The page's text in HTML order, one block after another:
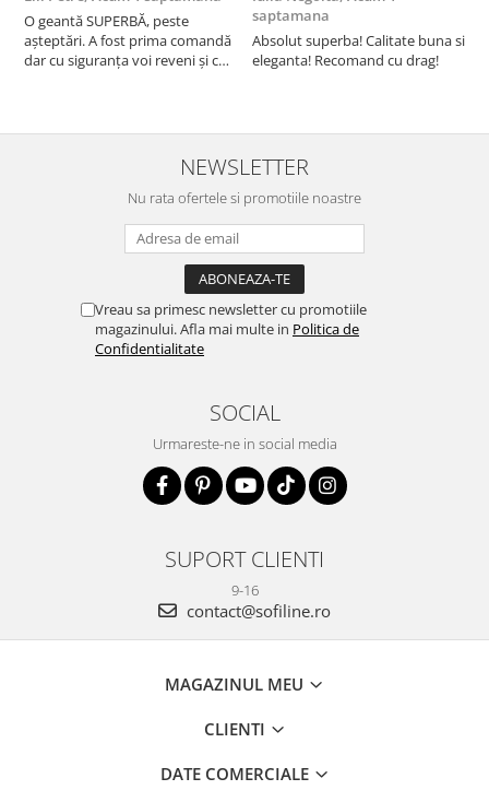
O geantă SUPERBĂ, peste
așteptări. A fost prima comandă
dar cu siguranța voi reveni și cu
doua zi). RECOMAND SOFILINE!!!
saptamana
Absolut superba! Calitate buna si
eleganta! Recomand cu drag!
NEWSLETTER
Nu rata ofertele si promotiile noastre
Vreau sa primesc newsletter cu promotiile
magazinului. Afla mai multe in Politica de
Confidentialitate
SOCIAL
Urmareste-ne in social media
SUPORT CLIENTI
9-16
contact@sofiline.ro
MAGAZINUL MEU
CLIENTI
DATE COMERCIALE